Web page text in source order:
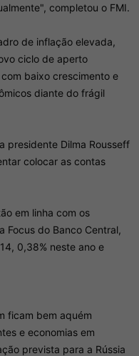
completou o FMI.
de inflação elevada,
ciclo de aperto
baixo crescimento e
diante do frágil
presidente Dilma Rousseff
colocar as contas
em linha com os
Focus do Banco Central,
0,38% neste ano e
ficam bem aquém
e economias em
prevista para a Rússia